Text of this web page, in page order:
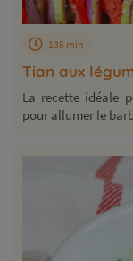
Tian aux
135 min
La recette idéale
pour allumer le